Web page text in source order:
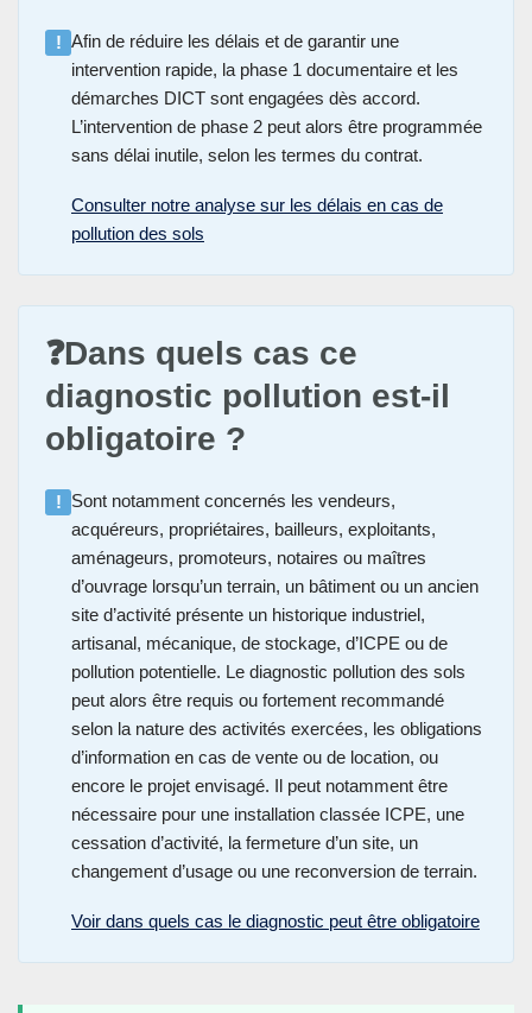
! Afin de réduire les délais et de garantir une
intervention rapide, la phase 1 documentaire et les
démarches DICT sont engagées dès accord.
L’intervention de phase 2 peut alors être programmée
sans délai inutile, selon les termes du contrat.
Consulter notre analyse sur les délais en cas de
pollution des sols
❓Dans quels cas ce
diagnostic pollution est-il
obligatoire ?
! Sont notamment concernés les vendeurs,
acquéreurs, propriétaires, bailleurs, exploitants,
aménageurs, promoteurs, notaires ou maîtres
d’ouvrage lorsqu’un terrain, un bâtiment ou un ancien
site d’activité présente un historique industriel,
artisanal, mécanique, de stockage, d’ICPE ou de
pollution potentielle. Le diagnostic pollution des sols
peut alors être requis ou fortement recommandé
selon la nature des activités exercées, les obligations
d’information en cas de vente ou de location, ou
encore le projet envisagé. Il peut notamment être
nécessaire pour une installation classée ICPE, une
cessation d’activité, la fermeture d’un site, un
changement d’usage ou une reconversion de terrain.
Voir dans quels cas le diagnostic peut être obligatoire